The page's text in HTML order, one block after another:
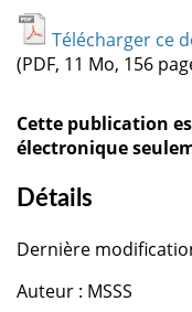
Télécharger ce
(PDF, 11 Mo, 156
Cette publication
électronique
Détails
Dernière
Auteur : MSSS